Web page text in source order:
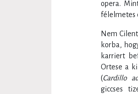
opera.
félelmetes
Nem
korba,
karriert
Ortese a
(Cardillo
giccses